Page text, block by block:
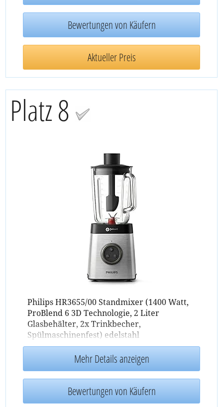
Bewertungen von Käufern
Aktueller Preis
Platz 8
Philips HR3655/00 Standmixer (1400 Watt,
ProBlend 6 3D Technologie, 2 Liter
Glasbehälter, 2x Trinkbecher,
Spülmaschinenfest) edelstahl
Mehr Details anzeigen
Bewertungen von Käufern